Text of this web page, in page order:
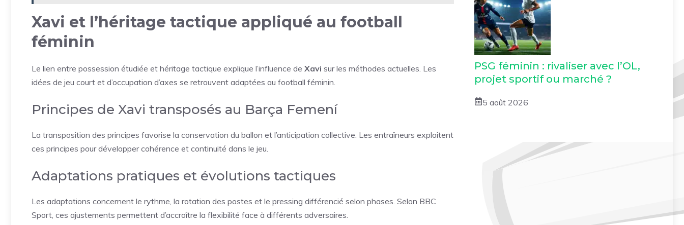
Xavi et l’héritage tactique appliqué au football
féminin
Le lien entre possession étudiée et héritage tactique explique l’influence de Xavi sur les méthodes actuelles. Les
idées de jeu court et d’occupation d’axes se retrouvent adaptées au football féminin.
Principes de Xavi transposés au Barça Femení
La transposition des principes favorise la conservation du ballon et l’anticipation collective. Les entraîneurs exploitent
ces principes pour développer cohérence et continuité dans le jeu.
Adaptations pratiques et évolutions tactiques
Les adaptations concernent le rythme, la rotation des postes et le pressing différencié selon phases. Selon BBC
Sport, ces ajustements permettent d’accroître la flexibilité face à différents adversaires.
PSG féminin : rivaliser avec l’OL,
projet sportif ou marché ?
5 août 2026